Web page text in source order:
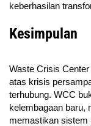
keberhasilan
Kesimpulan
Waste Crisis
atas krisis
terhubung. WCC
kelembagaan baru,
memastikan sistem